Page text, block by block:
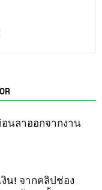
นลาออกจากงาน
งิน! จากคลิปช่อง